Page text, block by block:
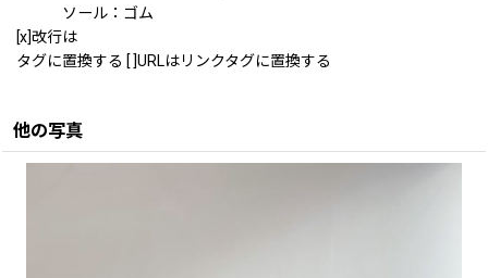
ソール：ゴム
[x]改行は
タグに置換する [ ]URLはリンクタグに置換する
他の写真